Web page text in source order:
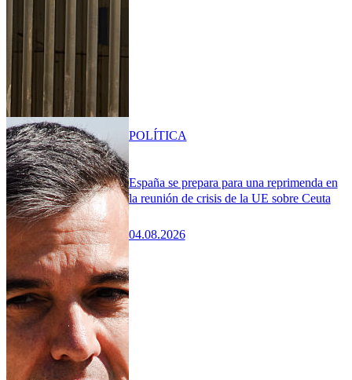
España se prepara para una reprimenda en
la reunión de crisis de la UE sobre Ceuta
04.08.2026
POLÍTICA